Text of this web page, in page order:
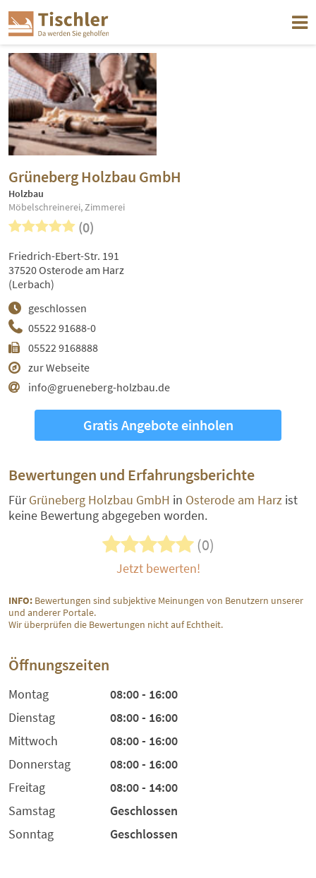
Grüneberg Holzbau GmbH
Holzbau
Möbelschreinerei, Zimmerei
(0)
05522 91688-0
05522 9168888
zur Webseite
info@grueneberg-holzbau.de
geschlossen
Friedrich-Ebert-Str. 191
37520 Osterode am Harz
(Lerbach)
Gratis Angebote einholen
Bewertungen und Erfahrungsberichte
FürGrüneberg Holzbau GmbH in Osterode am Harz ist
keine Bewertung abgegeben worden.
(0)
Jetzt bewerten!
INFO: Bewertungen sind subjektive Meinungen von Benutzern unserer
und anderer Portale.
Wir überprüfen die Bewertungen nicht auf Echtheit.
Öffnungszeiten
Montag
08:00 - 16:00
Dienstag
08:00 - 16:00
Mittwoch
08:00 - 16:00
Donnerstag
08:00 - 16:00
Freitag
08:00 - 14:00
Samstag
Geschlossen
Sonntag
Geschlossen